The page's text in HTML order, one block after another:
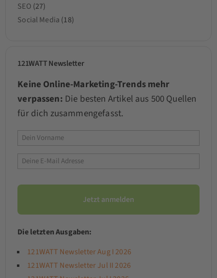
SEO (27)
Social Media (18)
121WATT Newsletter
Keine Online-Marketing-Trends mehr
verpassen: Die besten Artikel aus 500 Quellen
für dich zusammengefasst.
Die letzten Ausgaben:
121WATT Newsletter Aug I 2026
121WATT Newsletter Jul II 2026